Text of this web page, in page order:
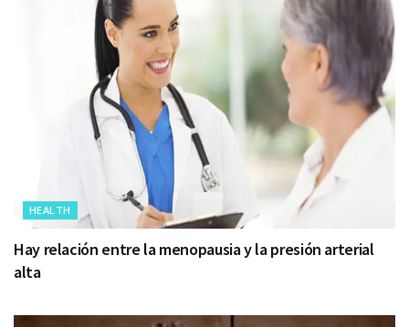
HEALTH
Hay relación entre la menopausia y la presión arterial
alta